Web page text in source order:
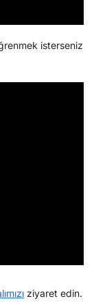
isterseniz
ziyaret edin.